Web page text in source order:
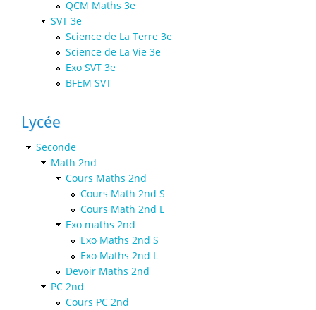
QCM Maths 3e
SVT 3e
Science de La Terre 3e
Science de La Vie 3e
Exo SVT 3e
BFEM SVT
Lycée
Seconde
Math 2nd
Cours Maths 2nd
Cours Math 2nd S
Cours Math 2nd L
Exo maths 2nd
Exo Maths 2nd S
Exo Maths 2nd L
Devoir Maths 2nd
PC 2nd
Cours PC 2nd